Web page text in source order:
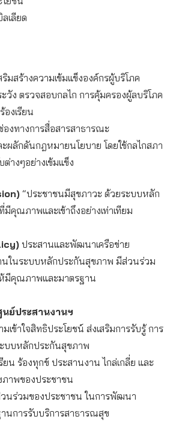
เลียด
มสร้างความเข้มแข็งองค์กรผู้บริโภค
ะวัง ตรวจสอบกลไก การคุ้มครองผู้ลบริโภค
องเรียน
องทางการสื่อสารสาธารณะ
ผลักดันกฎหมายนโยบาย โดยใช้กลไกสภา
างๆอย่างเข้มแข็ง
“ประชาชนมีสุขภาวะ ด้วยระบบหลัก
คุณภาพและเข้าถึงอย่างเท่าเทียม
ประสานและพัฒนาเครือข่าย
นในระบบหลักประกันสุขภาพ มีส่วนร่วม
มีคุณภาพและมาตรฐาน
ย์ประสานงานฯ
มเข้าใจสิทธิประโยชน์ ส่งเสริมการรับรู้ การ
ะบบหลักประกันสุขภาพ
รียน ร้องทุกข์ ประสานงาน ไกล่เกลี่ย และ
าพของประชาชน
วนร่วมของประชาชน ในการพัฒนา
นการรับบริการสาธารณสุข